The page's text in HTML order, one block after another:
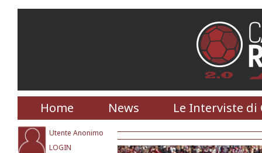
Home News Le Interviste di
Utente Anonimo
LOGIN